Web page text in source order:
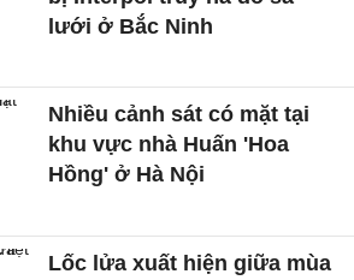
lưới ở Bắc Ninh
Nhiều cảnh sát có mặt tại
khu vực nhà Huấn 'Hoa
Hồng' ở Hà Nội
Lốc lửa xuất hiện giữa mùa